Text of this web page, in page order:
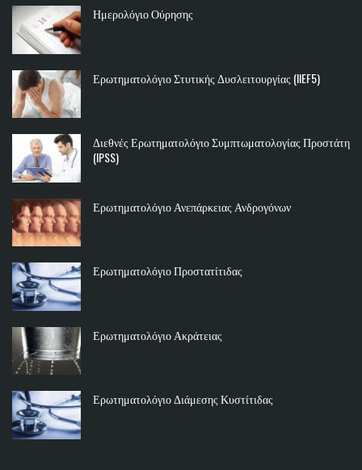
Ημερολόγιο Ούρησης
Ερωτηματολόγιο Στυτικής Δυσλειτουργίας (IIEF5)
Διεθνές Ερωτηματολόγιο Συμπτωματολογίας Προστάτη
(IPSS)
Ερωτηματολόγιο Ανεπάρκειας Ανδρογόνων
Ερωτηματολόγιο Προστατίτιδας
Ερωτηματολόγιο Ακράτειας
Ερωτηματολόγιο Διάμεσης Κυστίτιδας